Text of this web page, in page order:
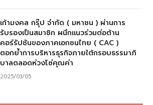
เก้ามงคล กรุ๊ป จำกัด ( มหาชน ) ผ่านการ
รับรองเป็นสมาชิก ผนึกแนวร่วมต่อต้าน
คอร์รัปชันของภาคเอกชนไทย ( CAC )
ตอกย้ำการบริหารธุรกิจภายใต้กรอบธรรมาภิ
บาลตลอดห่วงโซ่คุณค่า
2025/03/05